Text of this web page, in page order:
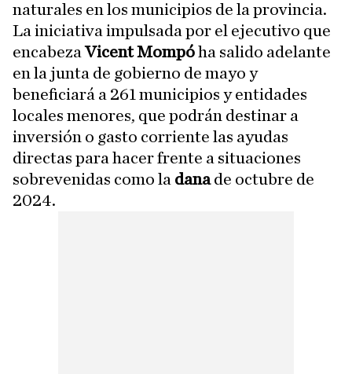
naturales en los municipios de la provincia.
La iniciativa impulsada por el ejecutivo que
encabezaVicent Mompóha salido adelante
en la junta de gobierno de mayo y
beneficiará a 261 municipios y entidades
locales menores, que podrán destinar a
inversión o gasto corriente las ayudas
directas para hacer frente a situaciones
sobrevenidas como la danade octubre de
2024.